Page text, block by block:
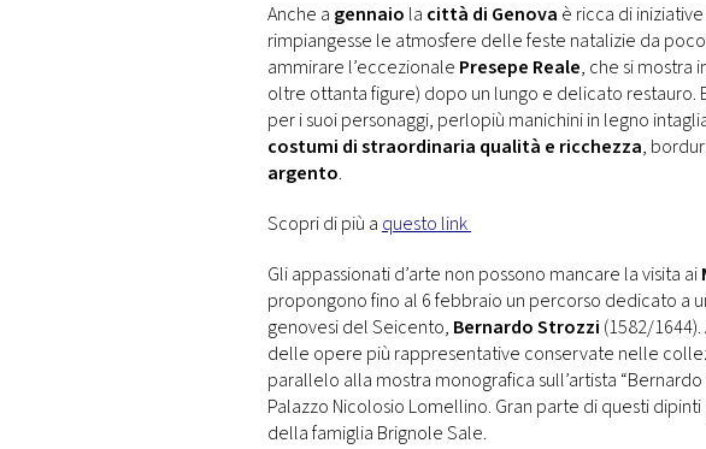
Anche a gennaio la città di Genova è ricca di
rimpiangesse le atmosfere delle feste natalizie da
ammirare l’eccezionale Presepe Reale, che si mostra
oltre ottanta figure) dopo un lungo e delicato restauro.
per i suoi personaggi, perlopiù manichini in legno
costumi di straordinaria qualità e ricchezza,
argento.
Scopri di più a questo link
Gli appassionati d’arte non possono mancare la visita ai
propongono fino al 6 febbraio un percorso dedicato a
genovesi del Seicento, Bernardo Strozzi (1582/
delle opere più rappresentative conservate nelle
parallelo alla mostra monografica sull’artista
Palazzo Nicolosio Lomellino. Gran parte di questi
della famiglia Brignole Sale.